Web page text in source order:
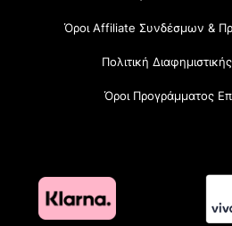
Όροι Affiliate Συνδέσμων &
Πολιτική
Όροι Προγράμματος